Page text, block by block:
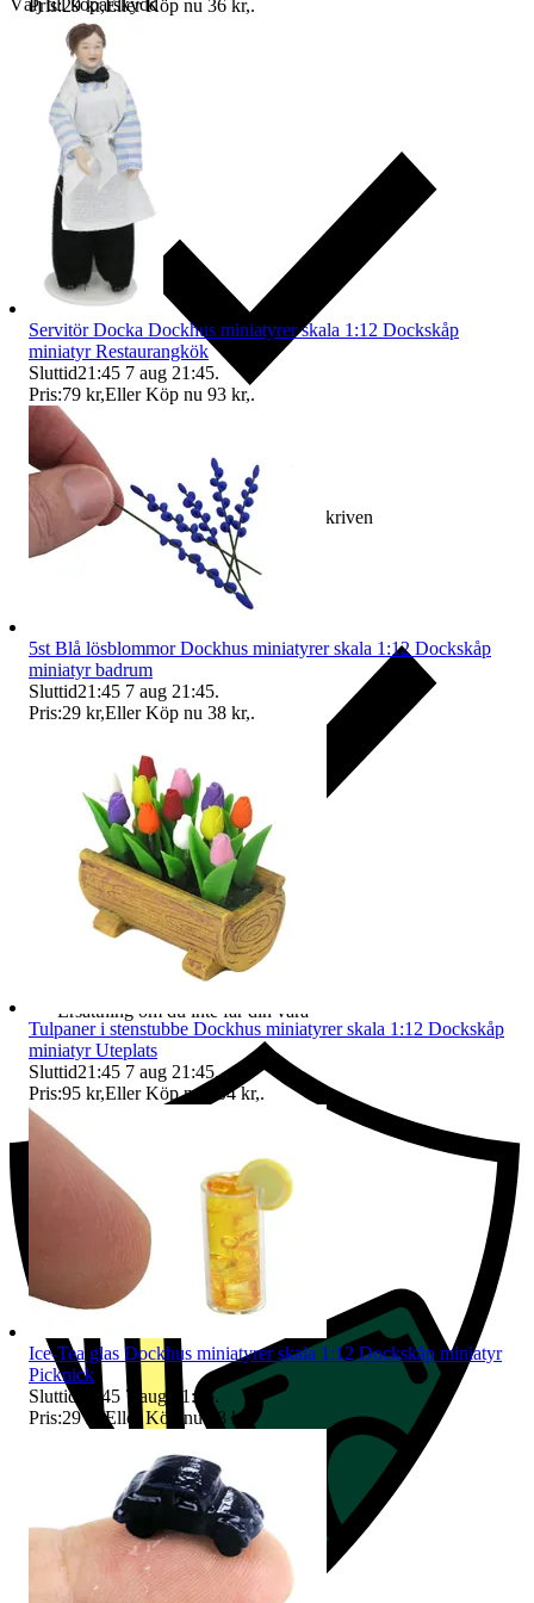
Ersättning om varan inte är som beskriven
Ersättning om du inte får din vara
Pris:29 kr,Eller Köp nu 36 kr,.
Servitör Docka Dockhus miniatyrer skala 1:12 Dockskåp
miniatyr Restaurangkök
Sluttid21:45 7 aug 21:45.
Pris:79 kr,Eller Köp nu 93 kr,.
5st Blå lösblommor Dockhus miniatyrer skala 1:12 Dockskåp
miniatyr badrum
Sluttid21:45 7 aug 21:45.
Pris:29 kr,Eller Köp nu 38 kr,.
Tulpaner i stenstubbe Dockhus miniatyrer skala 1:12 Dockskåp
miniatyr Uteplats
Sluttid21:45 7 aug 21:45.
Pris:95 kr,Eller Köp nu 104 kr,.
Ice-Tea glas Dockhus miniatyrer skala 1:12 Dockskåp miniatyr
Picknick
Sluttid
21:45 7 aug 21:45.
Pris:29 kr ,Eller Köp nu 38 kr